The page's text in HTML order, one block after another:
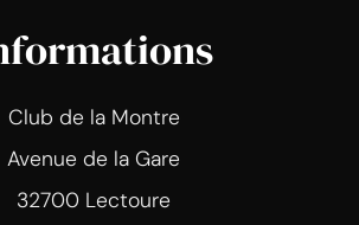
Club de la Montre
Avenue de la Gare
32700 Lectoure